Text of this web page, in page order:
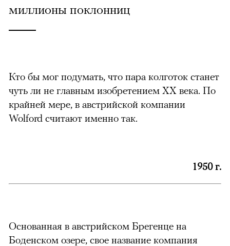
миллионы поклонниц
Кто бы мог подумать, что пара колготок станет
чуть ли не главным изобретением XX века. По
крайней мере, в австрийской компании
Wolford считают именно так.
1950 г.
Основанная в австрийском Брегенце на
Боденском озере, свое название компания